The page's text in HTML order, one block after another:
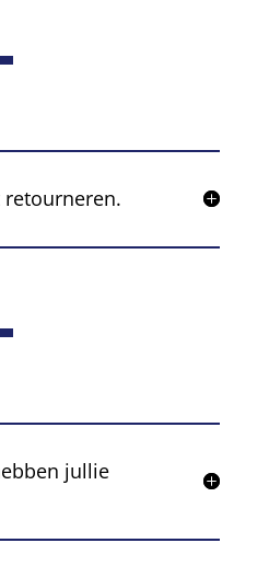
jullie